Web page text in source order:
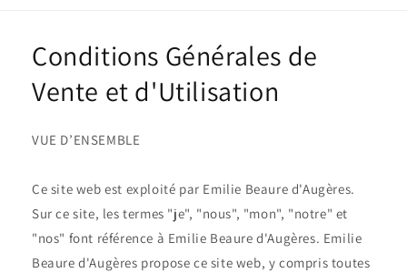
Conditions Générales de
Vente et d'Utilisation
VUE D’ENSEMBLE
Ce site web est exploité par Emilie Beaure d'Augères.
Sur ce site, les termes "je", "nous", "mon", "notre" et
"nos" font référence à Emilie Beaure d'Augères. Emilie
Beaure d'Augères propose ce site web, y compris toutes